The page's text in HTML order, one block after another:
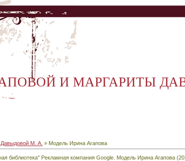
И МАРГАРИТЫ
М. А. » Модель Ирина Агапова
библиотека" Рекламная компания Google. Модель Ирина Агапова